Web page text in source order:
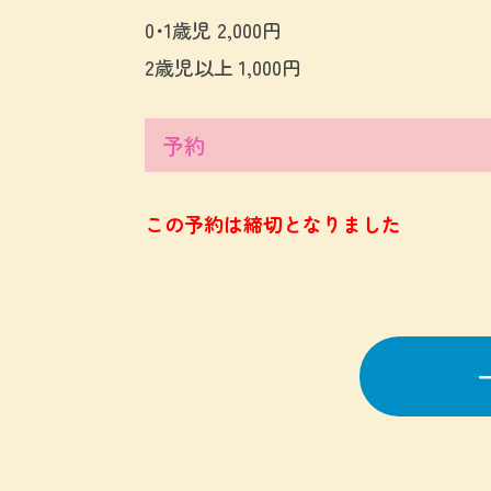
0･1歳児 2,000円
2歳児以上 1,000円
予約
この予約は締切となりました